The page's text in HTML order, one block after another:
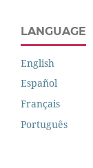
LANGUAGE
English
Español
Français
Português